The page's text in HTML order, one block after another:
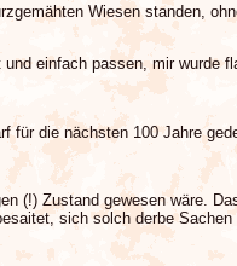
Wiesen standen,
einfach passen, mir wurde
für die nächsten 100 Jahre
(!) Zustand gewesen wäre.
sich solch derbe Sachen